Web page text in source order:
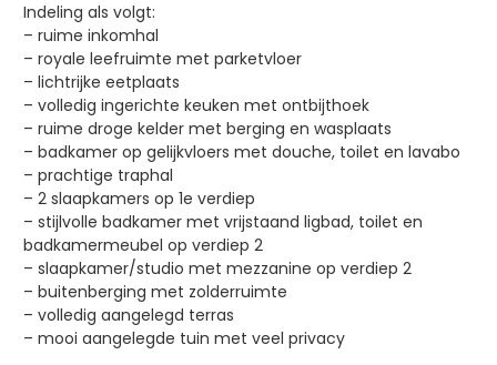
Indeling als volgt:
– ruime inkomhal
– royale leefruimte met parketvloer
– lichtrijke eetplaats
– volledig ingerichte keuken met ontbijthoek
– ruime droge kelder met berging en wasplaats
– badkamer op gelijkvloers met douche, toilet en lavabo
– prachtige traphal
– 2 slaapkamers op 1e verdiep
– stijlvolle badkamer met vrijstaand ligbad, toilet en
badkamermeubel op verdiep 2
– slaapkamer/studio met mezzanine op verdiep 2
– buitenberging met zolderruimte
– volledig aangelegd terras
– mooi aangelegde tuin met veel privacy